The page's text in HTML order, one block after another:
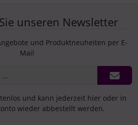
unseren Newsletter
und Produktneuheiten per E-
Mail
und kann jederzeit hier oder in
wieder abbestellt werden.